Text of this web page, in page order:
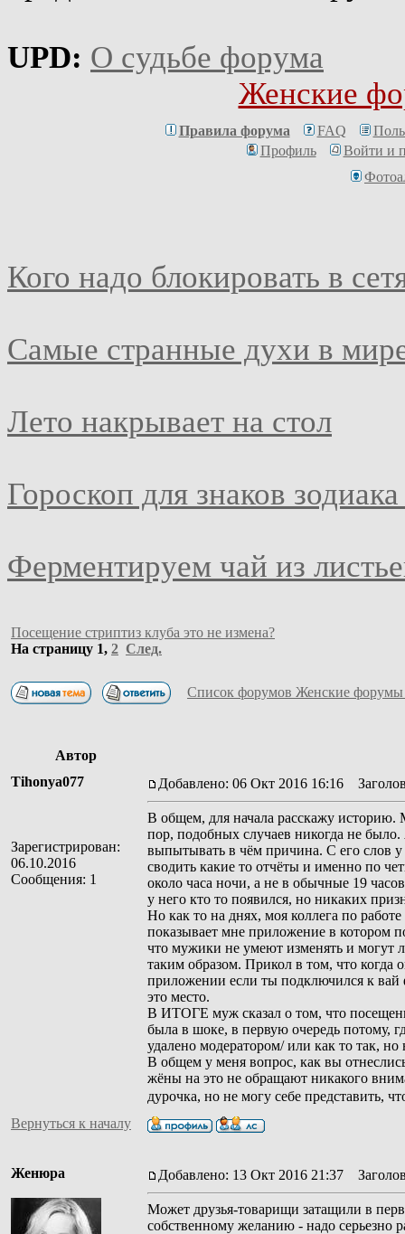
UPD: О судьбе форума
Женские
Правила форума FAQ
Профиль
Войти и
Кого надо блокировать в
Самые странные духи в
Лето накрывает на стол
Гороскоп для знаков
Ферментируем чай из
Посещение стриптиз клуба это не измена?
На страницу 1, 2 След.
Список форумов Женские форумы
Автор
Tihonya077
Зарегистрирован:
06.10.2016
Сообщения: 1
Добавлено: 06 Окт 2016 16:16
В общем, для начала расскажу историю.
пор, подобных случаев никогда не
выпытывать в чём причина. С его слов
сводить какие то отчёты и именно по
около часа ночи, а не в обычные 19
у него кто то появился, но никаких
Но как то на днях, моя коллега по
показывает мне приложение в
что мужики не умеют изменять и могут
таким образом. Прикол в том, что
приложении если ты подключился к вай
это место.
В ИТОГЕ муж сказал о том, что
была в шоке, в первую очередь потому,
удалено модератором/ или как то так, но
В общем у меня вопрос, как вы
жёны на это не обращают никакого
дурочка, но не могу себе представить,
Вернуться к началу
Женюра Добавлено: 13 Окт 2016 21:37
Может друзья-товарищи затащили в
собственному желанию - надо серьезно